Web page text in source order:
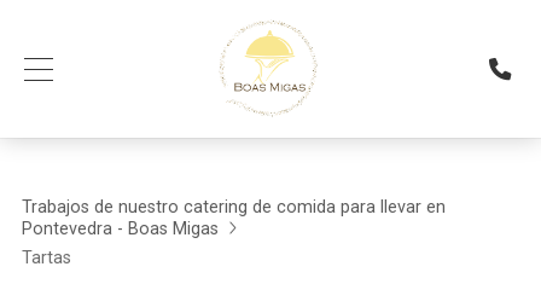
Trabajos de nuestro catering de comida para llevar en
Pontevedra - Boas Migas
Tartas